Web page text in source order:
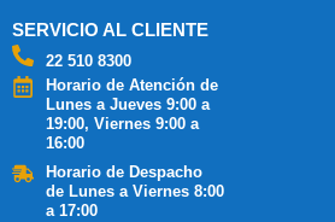
SERVICIO AL CLIENTE
22 510 8300
Horario de Atención de
Lunes a Jueves 9:00 a
19:00, Viernes 9:00 a
16:00
Horario de Despacho
de Lunes a Viernes 8:00
a 17:00